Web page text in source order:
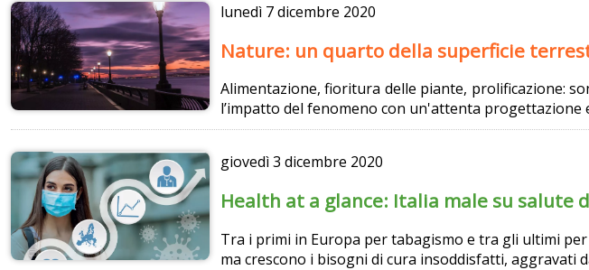
lunedì 7 dicembre 2020
Nature: un quarto della superficie
Alimentazione, fioritura delle piante, prolificazione:
l’impatto del fenomeno con un'attenta progettazione
giovedì3 dicembre 2020
Health at a glance: Italia male su salute
Tra i primi in Europa per tabagismo e tra gli ultimi per
ma crescono i bisogni di cura insoddisfatti, aggravati